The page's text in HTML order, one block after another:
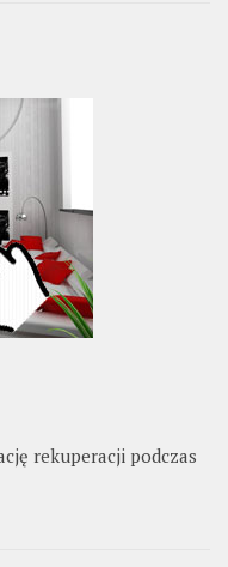
rekuperacji podczas